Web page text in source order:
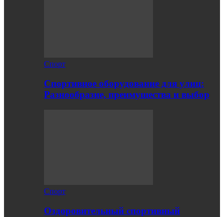
Спорт
Спортивное оборудование для улиц:
Разнообразие, преимущества и выбор
Спорт
Оздоровительный спортивный